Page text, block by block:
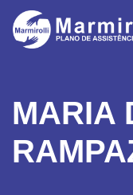
MARIA